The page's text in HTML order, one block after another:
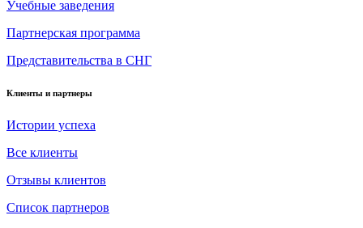
Учебные заведения
Партнерская программа
Представительства в СНГ
Клиенты и партнеры
Истории успеха
Все клиенты
Отзывы клиентов
Список партнеров